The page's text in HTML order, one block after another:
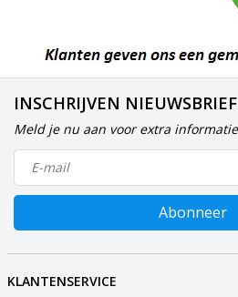
INSCHRIJVEN NIEUWSBRIEF
Meld je nu aan voor extra
Abonneer
KLANTENSERVICE